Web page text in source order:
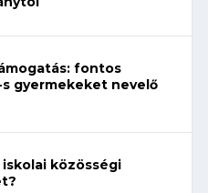
fontos
s gyermekeket nevelő
iskolai közösségi